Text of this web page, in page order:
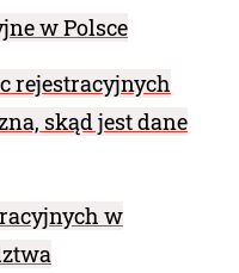
w Polsce
rejestracyjnych
skąd jest dane
w